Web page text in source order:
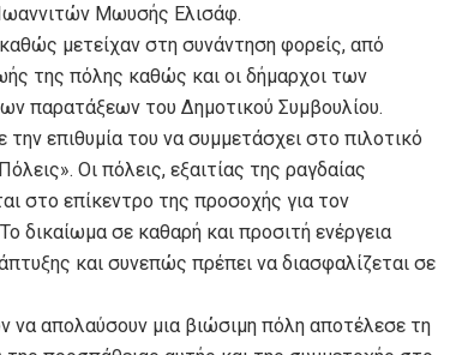
Μωυσής Ελισάφ.
μετείχαν στη συνάντηση φορείς, από
της πόλης καθώς και οι δήμαρχοι των
παρατάξεων του Δημοτικού Συμβουλίου.
επιθυμία του να συμμετάσχει στο πιλοτικό
Οι πόλεις, εξαιτίας της ραγδαίας
στο επίκεντρο της προσοχής για τον
δικαίωμα σε καθαρή και προσιτή ενέργεια
και συνεπώς πρέπει να διασφαλίζεται σε
απολαύσουν μια βιώσιμη πόλη αποτέλεσε τη